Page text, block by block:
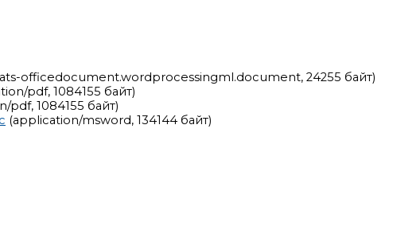
officedocument.wordprocessingml.document, 24255 байт)
pdf, 1084155 байт)
pdf, 1084155 байт)
(application/msword, 134144 байт)